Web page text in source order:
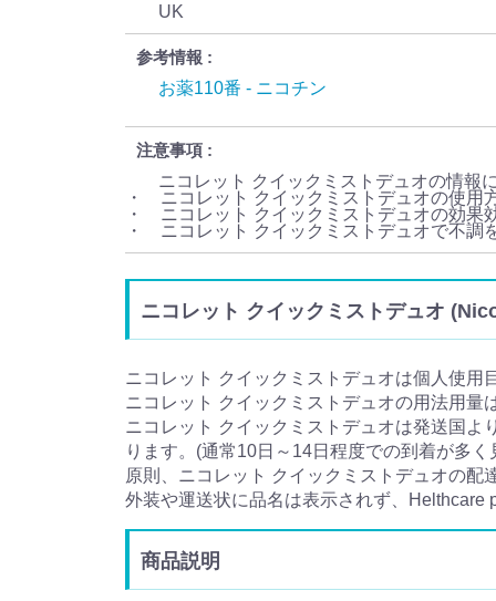
UK
参考情報
お薬110番 - ニコチン
注意事項
ニコレット クイックミストデュオの情報
・ ニコレット クイックミストデュオの使用
・ ニコレット クイックミストデュオの効果
・ ニコレット クイックミストデュオで不
ニコレット クイックミストデュオ
ニコレット クイックミストデュオは個人使用
ニコレット クイックミストデュオの用法用量
ニコレット クイックミストデュオは発送国
ります。(通常10日～14日程度での到着が多く
原則、ニコレット クイックミストデュオの配
外装や運送状に品名は表示されず、Helthcare
商品説明